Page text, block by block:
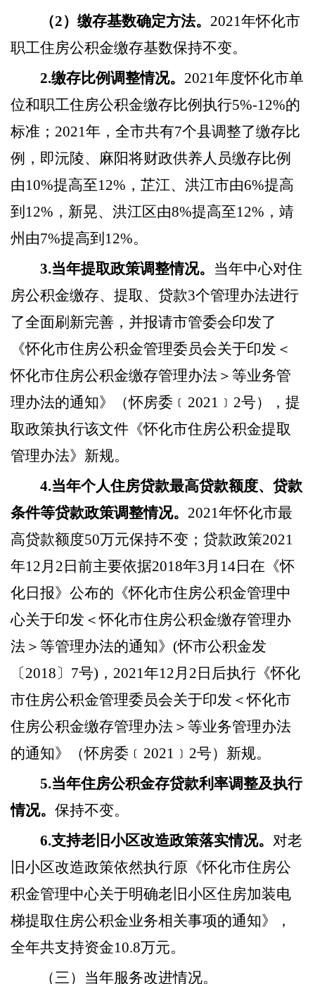
（2）缴存基数确定方法。 2021年怀化市
职工住房公积金缴存基数保持不变。
2.缴存比例调整情况。 2021年度怀化市单
位和职工住房公积金缴存比例执行5%-12%的
标准；2021年，全市共有7个县调整了缴存比
例，即沅陵、麻阳将财政供养人员缴存比例
由10%提高至12%，芷江、洪江市由6%提高
到12%，新晃、洪江区由8%提高至12%，靖
州由7%提高到12%。
3.当年提取政策调整情况。 当年中心对住
房公积金缴存、提取、贷款3个管理办法进行
了全面刷新完善，并报请市管委会印发了
《怀化市住房公积金管理委员会关于印发＜
怀化市住房公积金缴存管理办法＞等业务管
理办法的通知》（怀房委﹝2021﹞2号），提
取政策执行该文件《怀化市住房公积金提取
管理办法》新规。
4.当年个人住房贷款最高贷款额度、贷款
条件等贷款政策调整情况。 2021年怀化市最
高贷款额度50万元保持不变；贷款政策2021
年12月2日前主要依据2018年3月14日在《怀
化日报》公布的《怀化市住房公积金管理中
心关于印发＜怀化市住房公积金缴存管理办
法＞等管理办法的通知》(怀市公积金发
〔2018〕7号)，2021年12月2日后执行《怀化
市住房公积金管理委员会关于印发＜怀化市
住房公积金缴存管理办法＞等业务管理办法
的通知》（怀房委﹝2021﹞2号）新规。
5.当年住房公积金存贷款利率调整及执行
情况。 保持不变。
6.支持老旧小区改造政策落实情况。 对老
旧小区改造政策依然执行原《怀化市住房公
积金管理中心关于明确老旧小区住房加装电
梯提取住房公积金业务相关事项的通知》，
全年共支持资金10.8万元。
（三） 当年服务改进情况。